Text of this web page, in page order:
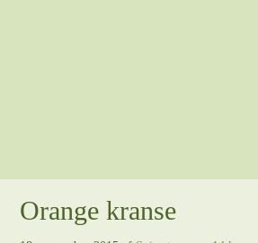
Orange kranse